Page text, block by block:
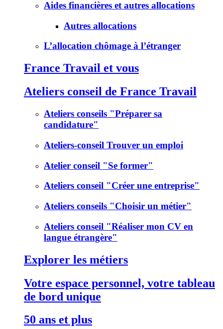
Aides financières et autres allocations
Autres allocations
L’allocation chômage à l’étranger
France Travail et vous
Ateliers conseil de France Travail
Ateliers conseils "Préparer sa
candidature"
Ateliers-conseil Trouver un emploi
Atelier conseil "Se former"
Ateliers conseil "Créer une entreprise"
Ateliers conseils "Choisir un métier"
Ateliers conseil "Réaliser mon CV en
langue étrangère"
Explorer les métiers
Votre espace personnel, votre tableau
de bord unique
50 ans et plus